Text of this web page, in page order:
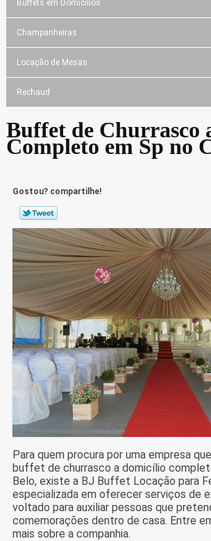
Buffets em Domicílios
Champanheiras
Locação de Mesas
Rechaud
Buffet de Churrasco
Completo em Sp no
Gostou? compartilhe!
Para quem procura por uma empresa
buffet de churrasco a domicílio
Belo, existe a BJ Buffet Locação para
especializada em oferecer serviços de
voltado para auxiliar pessoas que
comemorações dentro de casa. Entre
mais sobre a companhia.